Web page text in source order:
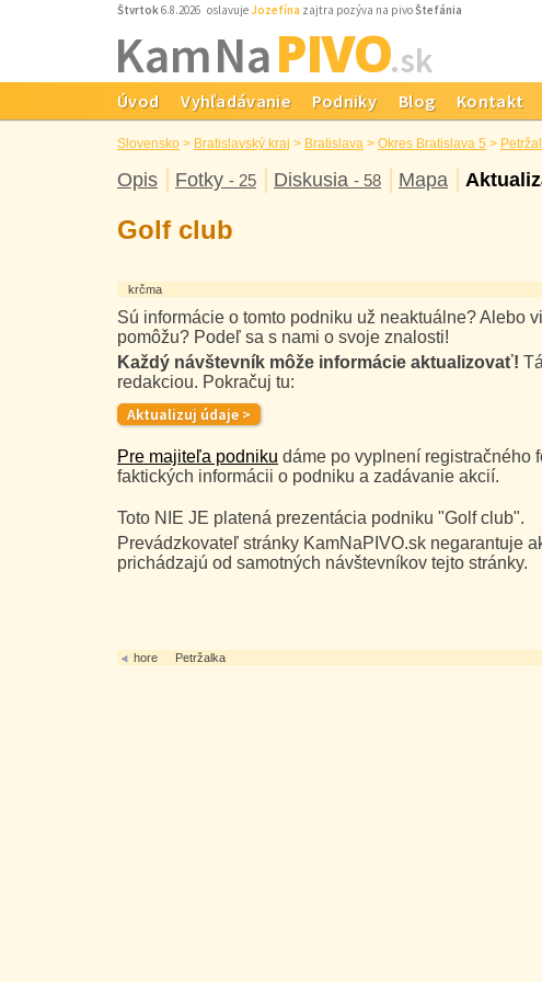
Štvrtok6.8.2026 oslavuje Jozefína zajtra pozýva na pivoŠtefánia
Kam NaPIVO.sk
Úvod Vyhľadávanie Podniky Blog Kontakt
Slovensko > Bratislavský kraj > Bratislava > Okres Bratislava 5 >
Opis Fotky - 25 Diskusia - 58 Mapa
Golf club
krčma
Sú informácie o tomto podniku už neaktuálne? Alebo
pomôžu? Podeľ sa s nami o svoje znalosti!
Každý návštevník môže informácie aktualizovať!
redakciou. Pokračuj tu:
Pre majiteľa podniku dáme po vyplnení registračného
faktických informácii o podniku a zadávanie akcií.
Toto NIE JE platená prezentácia podniku "Golf club".
Prevádzkovateľ stránky KamNaPIVO.sk negarantuje
prichádzajú od samotných návštevníkov tejto stránky.
hore Petržalka